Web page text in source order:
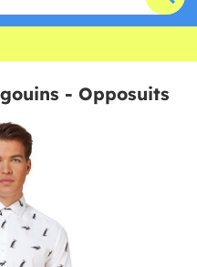
- Opposuits